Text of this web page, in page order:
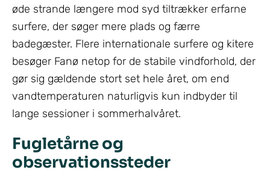
øde strande længere mod syd tiltrækker erfarne
surfere, der søger mere plads og færre
badegæster. Flere internationale surfere og kitere
besøger Fanø netop for de stabile vindforhold, der
gør sig gældende stort set hele året, om end
vandtemperaturen naturligvis kun indbyder til
lange sessioner i sommerhalvåret.
Fugletårne og
observationssteder